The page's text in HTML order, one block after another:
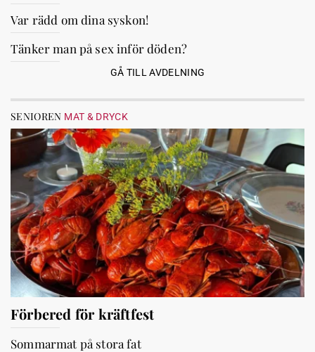
Var rädd om dina syskon!
Tänker man på sex inför döden?
GÅ TILL AVDELNING
SENIOREN MAT & DRYCK
Förbered för kräftfest
Sommarmat på stora fat